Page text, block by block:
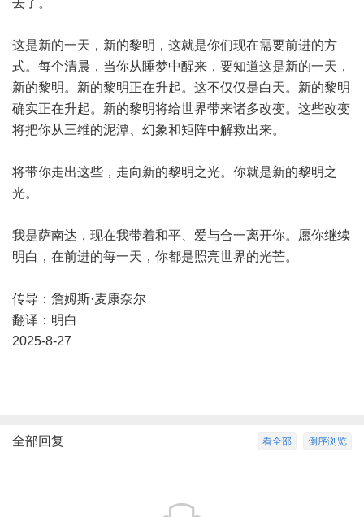
去了。
这是新的一天，新的黎明，这就是你们现在需要前进的方
式。每个清晨，当你从睡梦中醒来，要知道这是新的一天，
新的黎明。新的黎明正在升起。这不仅仅是白天。新的黎明
确实正在升起。新的黎明将给世界带来诸多改变。这些改变
将把你从三维的泥潭、幻象和矩阵中解救出来。
将带你走出这些，走向新的黎明之光。你就是新的黎明之
光。
我是萨南达，现在我带着和平、爱与合一离开你。愿你继续
明白，在前进的每一天，你都是照亮世界的光芒。
传导：詹姆斯·麦康奈尔
翻译：明白
2025-8-27
倒序浏览
看全部
全部回复